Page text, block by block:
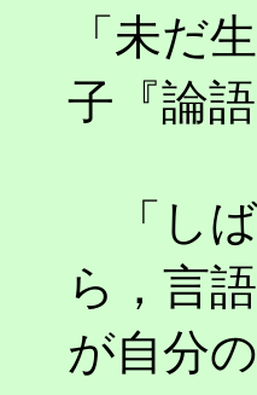
「未だ
子『論
「しば
ら，言
が自分